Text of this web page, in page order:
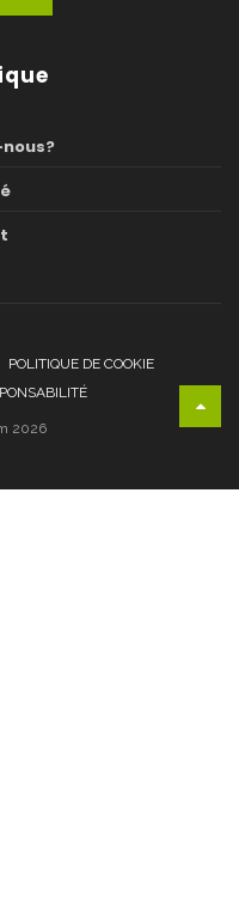
POLITIQUE DE COOKIE
2026